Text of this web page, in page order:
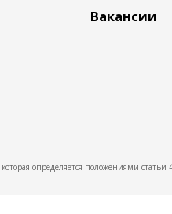
Вакансии
определяется положениями статьи